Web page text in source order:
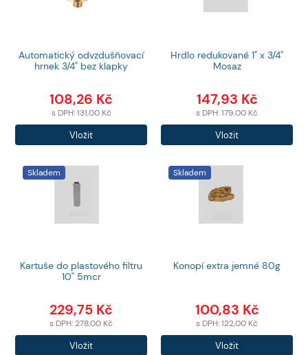
Automatický odvzdušňovací
hrnek 3/4" bez klapky
108,26 Kč
s DPH: 131,00 Kč
Počet
produktů
Vložit
Hrdlo redukované 1" x 3/4"
Mosaz
147,93 Kč
s DPH:179,00 Kč
Počet
produktů
Vložit
Skladem
Kartuše do plastového filtru
10" 5mcr
229,75 Kč
s DPH:278,00 Kč
Počet
produktů
Vložit
Skladem
Konopí extra jemné 80g
100,83 Kč
s DPH:122,00 Kč
Počet
produktů
Vložit